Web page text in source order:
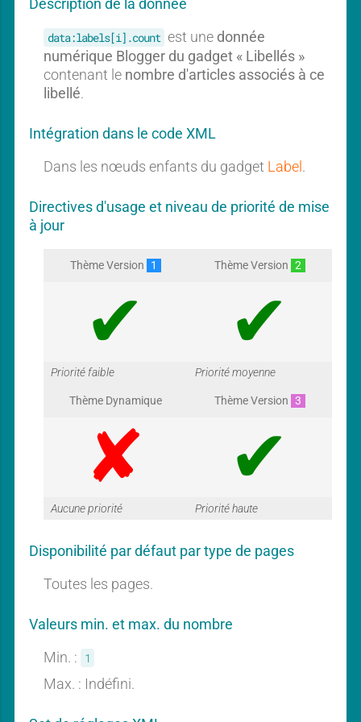
data:labels[i].count est une donnée
numérique Blogger du gadget « Libellés »
contenant le nombre d'articles associés à ce
libellé.
Intégration dans le code XML
Dans les nœuds enfants du gadget Label.
Directives d'usage et niveau de priorité de mise
à jour
Thème Version 1
G
a
r
a
Priorité faible
Thème Version 2
G
a
r
a
Priorité moyenne
Thème Dynamique
G
a
r
Aucune priorité
Thème Version 3
G
a
Priorité haute
Disponibilité par défaut par type de pages
Toutes les pages.
Valeurs min. et max. du nombre
Min. : 1
Max. : Indéfini.